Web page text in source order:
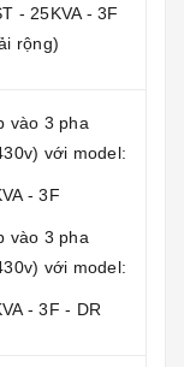
- 25KVA - 3F
rộng)
vào 3 pha
với model:
- 3F
vào 3 pha
với model:
- 3F - DR